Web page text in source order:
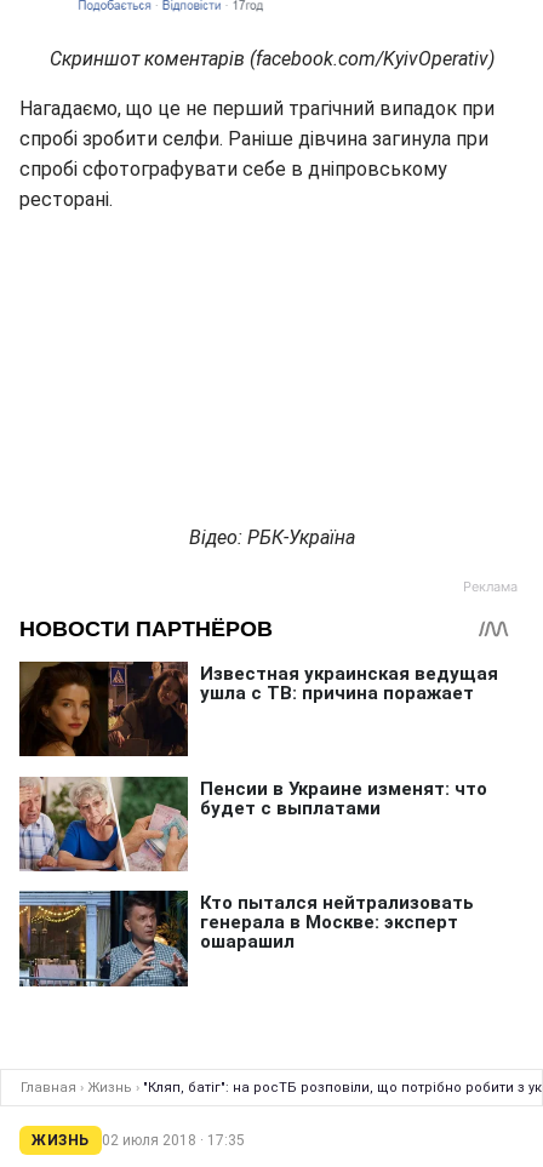
Скриншот коментарів (facebook.com/KyivOperativ)
Нагадаємо, що це не перший трагічний випадок при
спробі зробити селфи. Раніше дівчина загинула при
спробі сфотографувати себе в дніпровському
ресторані.
Відео: РБК-Україна
Главная › Жизнь › "Кляп, батіг": на росТБ розповіли, що потрібно робити з
ЖИЗНЬ 02 июля 2018 · 17:35